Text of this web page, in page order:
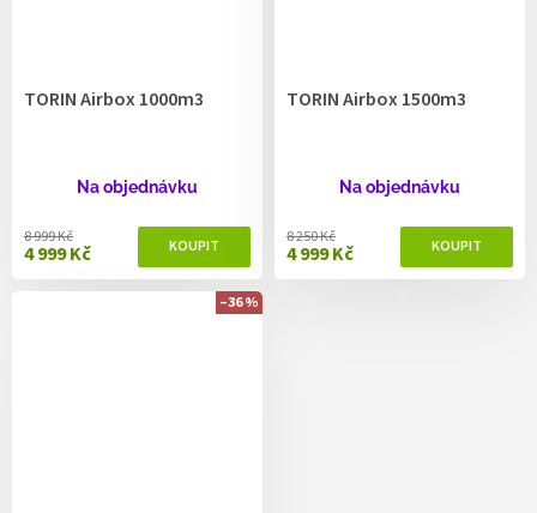
TORIN Airbox 1000m3
Na objednávku
4 999 Kč
8 999 Kč
TORIN Airbox 1500m3
Na objednávku
4 999 Kč
8 250 Kč
–36 %